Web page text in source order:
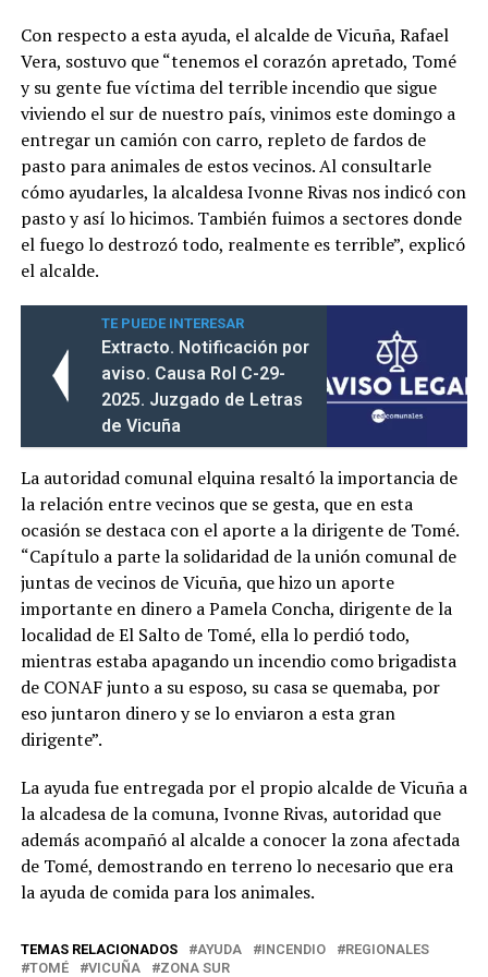
Con respecto a esta ayuda, el alcalde de Vicuña, Rafael
Vera, sostuvo que “tenemos el corazón apretado, Tomé
y su gente fue víctima del terrible incendio que sigue
viviendo el sur de nuestro país, vinimos este domingo a
entregar un camión con carro, repleto de fardos de
pasto para animales de estos vecinos. Al consultarle
cómo ayudarles, la alcaldesa Ivonne Rivas nos indicó con
pasto y así lo hicimos. También fuimos a sectores donde
el fuego lo destrozó todo, realmente es terrible”, explicó
el alcalde.
TE PUEDE INTERESAR
Extracto. Notificación por
aviso. Causa Rol C-29-
2025. Juzgado de Letras
de Vicuña
La autoridad comunal elquina resaltó la importancia de
la relación entre vecinos que se gesta, que en esta
ocasión se destaca con el aporte a la dirigente de Tomé.
“Capítulo a parte la solidaridad de la unión comunal de
juntas de vecinos de Vicuña, que hizo un aporte
importante en dinero a Pamela Concha, dirigente de la
localidad de El Salto de Tomé, ella lo perdió todo,
mientras estaba apagando un incendio como brigadista
de CONAF junto a su esposo, su casa se quemaba, por
eso juntaron dinero y se lo enviaron a esta gran
dirigente”.
La ayuda fue entregada por el propio alcalde de Vicuña a
la alcadesa de la comuna, Ivonne Rivas, autoridad que
además acompañó al alcalde a conocer la zona afectada
de Tomé, demostrando en terreno lo necesario que era
la ayuda de comida para los animales.
TEMAS RELACIONADOS AYUDA INCENDIO
REGIONALES
TOMÉ
VICUÑA ZONA SUR